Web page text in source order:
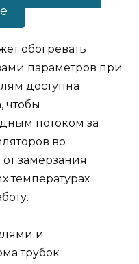
обогревать
параметров при
доступна
чтобы
потоком за
во
замерзания
температурах
и
трубок